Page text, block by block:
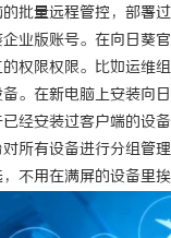
批量远程管控，部署
业版账号。在向日葵
权限权限。比如运维
。在新电脑上安装向
经安装过客户端的设
所有设备进行分组管
不用在满屏的设备里挨